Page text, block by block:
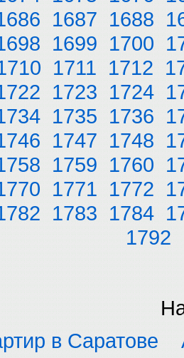
1687 1688
1699 1700
1711 1712
1723 1724
1735 1736
1747 1748
1759 1760
1771 1772
1783 1784
1792
в Саратове